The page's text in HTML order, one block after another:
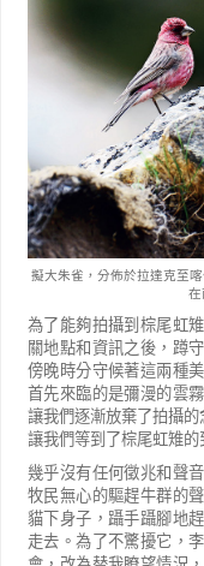
擬大朱雀，分佈於拉達克至
在
為了能夠拍攝到棕尾虹
關地點和資訊之後，蹲
傍晚時分守候著這兩種
首先來臨的是彌漫的雲
讓我們逐漸放棄了拍攝
讓我們等到了棕尾虹雉的
幾乎沒有任何徵兆和聲
牧民無心的驅趕牛群的
貓下身子，躡手躡腳地
走去。為 了不驚擾它，